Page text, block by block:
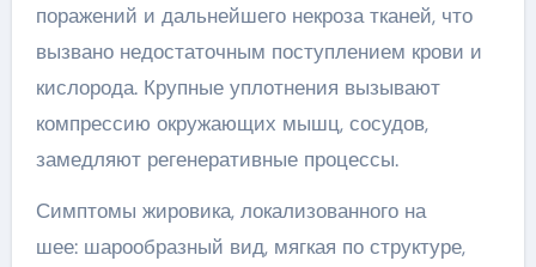
поражений и дальнейшего некроза тканей, что
вызвано недостаточным поступлением крови и
кислорода. Крупные уплотнения вызывают
компрессию окружающих мышц, сосудов,
замедляют регенеративные процессы.
Симптомы жировика, локализованного на
шее: шарообразный вид, мягкая по структуре,